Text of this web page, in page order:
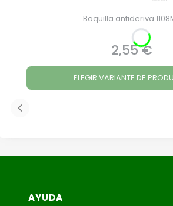
Boquilla antideriva
Precio
2,55 €
ELEGIR VARIANTE DE
Menú de pie de página
AYUDA